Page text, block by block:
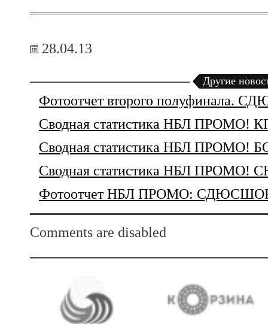
28.04.13
Другие
Фотоотчет второго
Сводная статистика НБЛ ПРОМО!
Сводная статистика НБЛ
Сводная статистика НБЛ ПРОМО!
Фотоотчет НБЛ ПРОМО:
Comments are disabled